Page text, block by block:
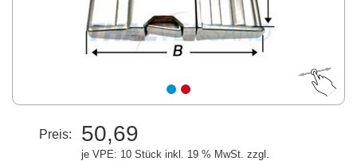
Preis: 50,69
je VPE: 10 Stück inkl. 19 % MwSt. zzgl.